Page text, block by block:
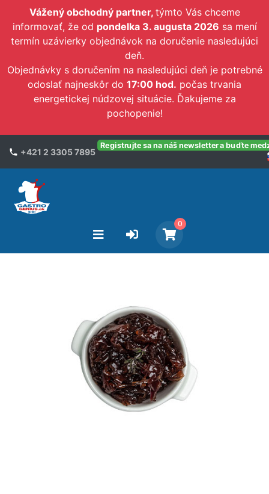
Vážený obchodný partner, týmto Vás chceme
informovať, že od pondelka 3. augusta 2026 sa mení
termín uzávierky objednávok na doručenie nasledujúci
deň.
Objednávky s doručením na nasledujúci deň je potrebné
odoslať najneskôr do 17:00 hod. počas trvania
energetickej núdzovej situácie. Ďakujeme za
pochopenie!
+421 2 3305 7895
Registrujte sa na náš newsletter a buďte
0